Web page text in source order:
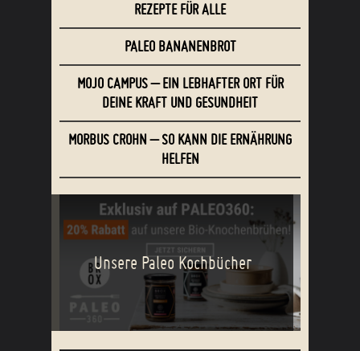
REZEPTE FÜR ALLE
PALEO BANANENBROT
MOJO CAMPUS – EIN LEBHAFTER ORT FÜR
DEINE KRAFT UND GESUNDHEIT
MORBUS CROHN – SO KANN DIE ERNÄHRUNG
HELFEN
Unsere Paleo Kochbücher